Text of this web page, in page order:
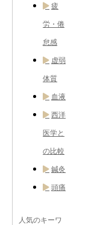
疲
労・倦
怠感
虚弱
体質
血液
西洋
医学と
の比較
鍼灸
頭痛
人気のキーワ